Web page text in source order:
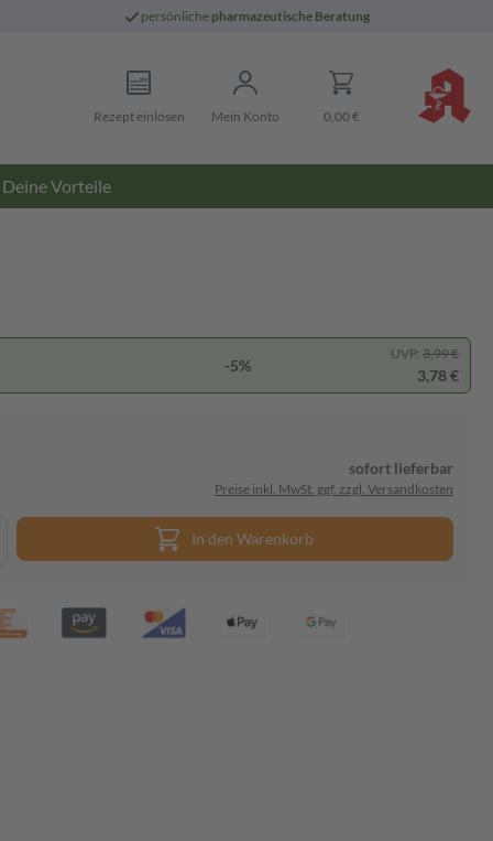
persönliche pharmazeutische Beratung
Rezept einlösen Mein Konto 0,00 €
Deine Vorteile
-5%
UVP: 3,99 €
3,78 €
sofort lieferbar
Preise inkl. MwSt. ggf. zzgl. Versandkosten
In den Warenkorb